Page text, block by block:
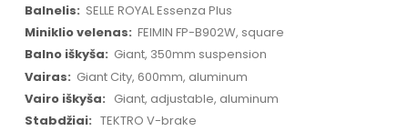
SELLE ROYAL Essenza Plus
FEIMIN FP-B902W, square
Giant, 350mm suspension
Giant City, 600mm, aluminum
Giant, adjustable, aluminum
TEKTRO V-brake